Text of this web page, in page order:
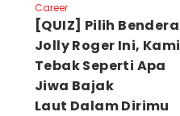
Career
[QUIZ] Pilih Bendera
Jolly Roger Ini, Kami
Tebak Seperti Apa
Jiwa Bajak
Laut Dalam Dirimu